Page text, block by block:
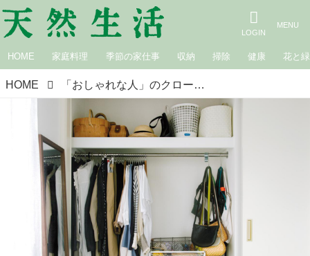
HOME 家庭料理 季節の家仕事 収納 掃除 健康 花と緑
HOME 「おしゃれな人」のクローゼット拝見。少ない服で、毎日“いま夢中になれる”お気に入りだけを着る／エッセイスト・柳沢小実さん